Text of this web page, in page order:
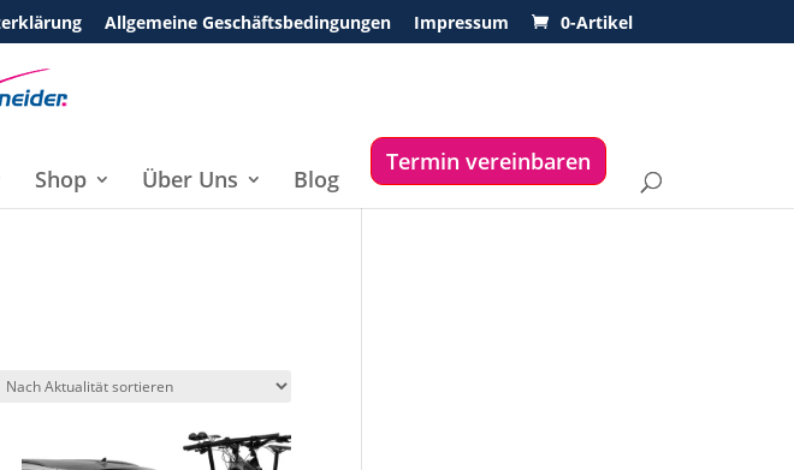
Allgemeine Geschäftsbedingungen Impressum 0-Artikel
Shop Über Uns Blog
Termin vereinbaren